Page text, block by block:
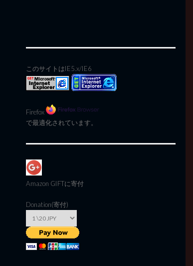
このサイトはIE5.x/IE6
Firefox
で最適化されています。
Amazon GIFTに寄付
Donation(寄付)